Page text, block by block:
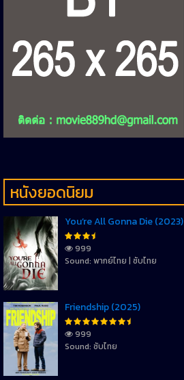
หนังยอดนิยม
You’re All Gonna Die (2023)
999
Sound: พากย์ไทย | ซับไทย
Friendship (2025)
999
Sound: ซับไทย